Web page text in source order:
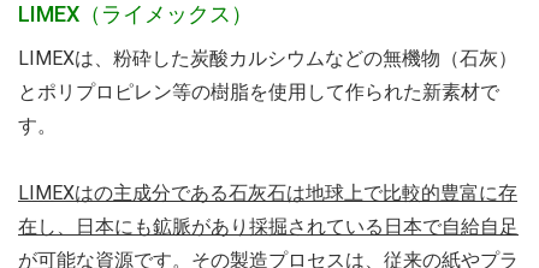
LIMEX（ライメックス）
LIMEXは、粉砕した炭酸カルシウムなどの無機物（石灰）
とポリプロピレン等の樹脂を使用して作られた新素材で
す。
LIMEXはの主成分である石灰石は地球上で比較的豊富に存
在し、日本にも鉱脈があり採掘されている日本で自給自足
が可能な資源です。その製造プロセスは、従来の紙やプラ